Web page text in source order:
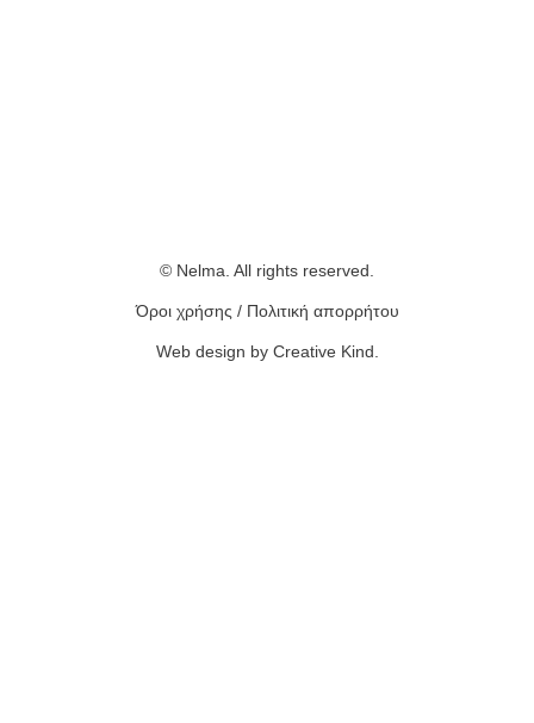
© Nelma. All rights reserved.
Όροι χρήσης / Πολιτική απορρήτου
Web design by Creative Kind.